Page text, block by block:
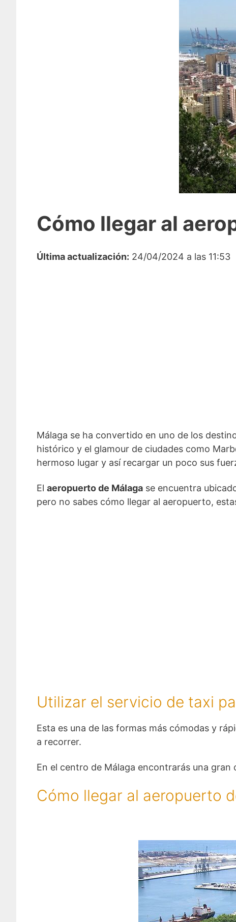
Cómo llegar al
Última actualización: 24/04/2024 a las 11:53
Málaga se ha convertido en uno de los
histórico y el glamour de ciudades como
hermoso lugar y así recargar un poco sus
El aeropuerto de Málaga se encuentra
pero no sabes cómo llegar al aeropuerto,
Utilizar el servicio de taxi
Esta es una de las formas más cómodas y
a recorrer.
En el centro de Málaga encontrarás una
Cómo llegar al aeropuerto